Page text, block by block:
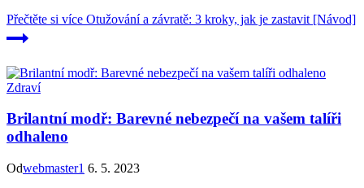
Přečtěte si více Otužování a závratě: 3 kroky, jak je zastavit [Návod]
Zdraví
Brilantní modř: Barevné nebezpečí na vašem talíři
odhaleno
Odwebmaster1 6. 5. 2023